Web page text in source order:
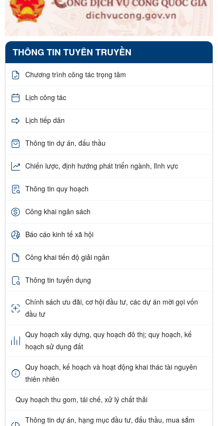
THÔNG TIN TUYÊN TRUYỀN
Chương trình công tác trọng tâm
Lịch công tác
Lịch tiếp dân
Thông tin dự án, đấu thầu
Chiến lược, định hướng phát triển ngành, lĩnh vực
Thông tin quy hoạch
Công khai ngân sách
Báo cáo kinh tế xã hội
Công khai tiến độ giải ngân
Thông tin tuyển dụng
Chính sách ưu đãi, cơ hội đầu tư, các dự án mời gọi vốn
đầu tư
Quy hoạch xây dựng, quy hoạch đô thị; quy hoạch, kế
hoạch sử dụng đất
Quy hoạch, kế hoạch và hoạt động khai thác tài nguyên
thiên nhiên
Quy hoạch thu gom, tái chế, xử lý chất thải
Thông tin dự án, hạng mục đầu tư, đấu thầu, mua sắm